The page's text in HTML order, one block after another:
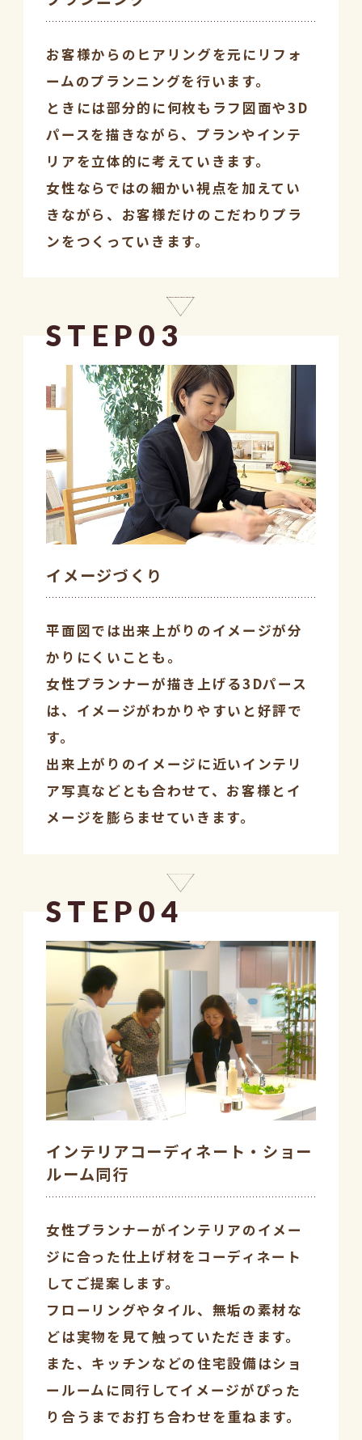
お客様からのヒアリングを元にリフォ
ームのプランニングを行います。
ときには部分的に何枚もラフ図面や3D
パースを描きながら、プランやインテ
リアを立体的に考えていきます。
女性ならではの細かい視点を加えてい
きながら、お客様だけのこだわりプラ
ンをつくっていきます。
STEP03
イメージづくり
平面図では出来上がりのイメージが分
かりにくいことも。
女性プランナーが描き上げる3Dパース
は、イメージがわかりやすいと好評で
す。
出来上がりのイメージに近いインテリ
ア写真などとも合わせて、お客様とイ
メージを膨らませていきます。
STEP04
インテリアコーディネート・ショー
ルーム同行
女性プランナーがインテリアのイメー
ジに合った仕上げ材をコーディネート
してご提案します。
フローリングやタイル、無垢の素材な
どは実物を見て触っていただきます。
また、キッチンなどの住宅設備はショ
ールームに同行してイメージがぴった
り合うまでお打ち合わせを重ねます。